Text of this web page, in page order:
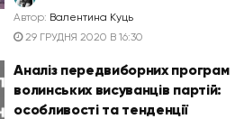
Автор: Валентина Куць
29 ГРУДНЯ 2020 В 16:30
Аналіз передвиборних програм
волинських висуванців партій:
особливості та тенденції